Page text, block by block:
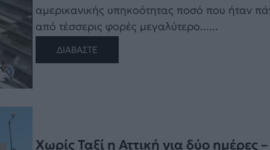
αμερικανικής υπηκοότητας ποσό που ήταν
από τέσσερις φορές μεγαλύτερο......
ΔΙΑΒΑΣΤΕ
Χωρίς Ταξί η Αττική για δύο ημέρες –